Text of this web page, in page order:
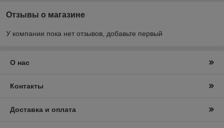
Отзывы о магазине
У компании пока нет отзывов, добавьте первый
О нас
Контакты
Доставка и оплата